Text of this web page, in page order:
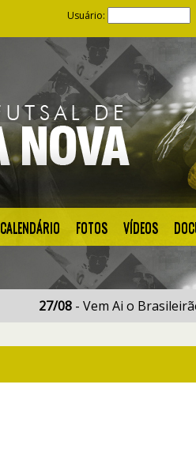
Usuário:
CALENDÁRIO FOTOS VÍDEOS
- Vem Ai o Brasileirão da